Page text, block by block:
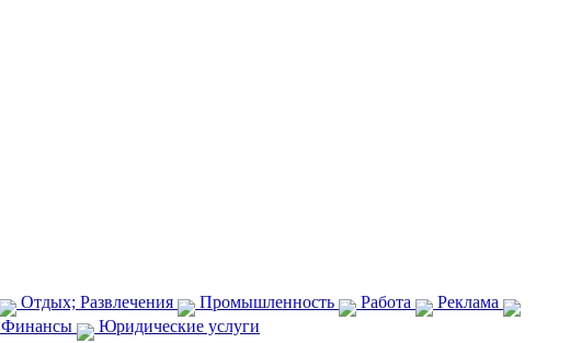
Отдых; Развлечения Промышленность Работа
Реклама
Финансы Юридические услуги